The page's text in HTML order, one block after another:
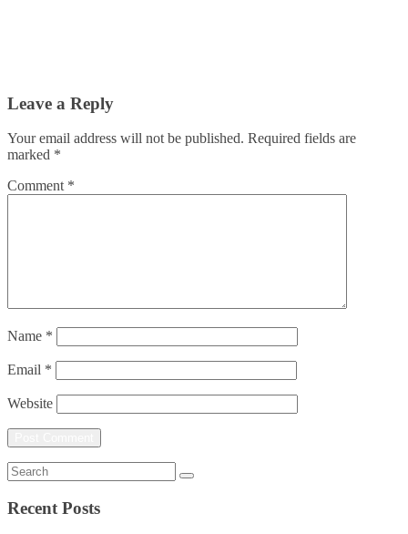
Leave a Reply
Your email address will not be published. Required fields are
marked *
Comment *
Name *
Email *
Website
Recent Posts